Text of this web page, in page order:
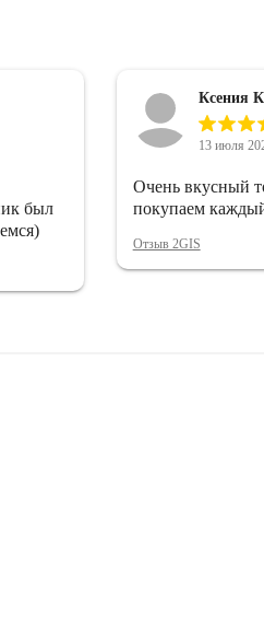
был
Ксения
13 июля
Очень вкусный
покупаем
Отзыв 2GIS